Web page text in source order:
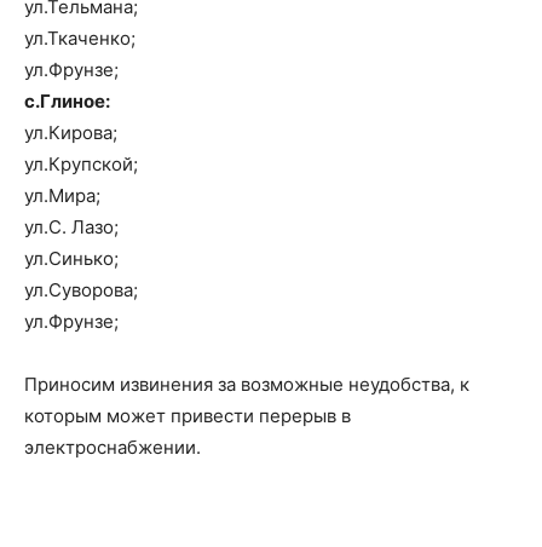
ул.Тельмана;
ул.Ткаченко;
ул.Фрунзе;
с.Глиное:
ул.Кирова;
ул.Крупской;
ул.Мира;
ул.С. Лазо;
ул.Синько;
ул.Суворова;
ул.Фрунзе;
Приносим извинения за возможные неудобства, к
которым может привести перерыв в
электроснабжении.